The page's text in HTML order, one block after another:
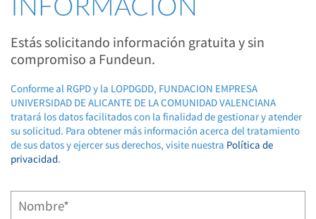
Estás solicitando información gratuita y sin
compromiso a Fundeun.
Conforme al RGPD y la LOPDGDD, FUNDACION EMPRESA
UNIVERSIDAD DE ALICANTE DE LA COMUNIDAD VALENCIANA
tratará los datos facilitados con la finalidad de gestionar y atender
su solicitud. Para obtener más información acerca del tratamiento
de sus datos y ejercer sus derechos, visite nuestra Política de
privacidad.